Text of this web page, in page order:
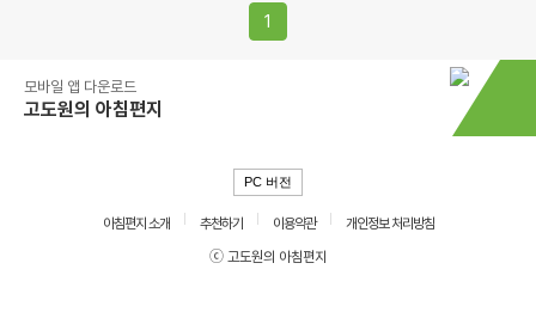
1
모바일 앱 다운로드
고도원의 아침편지
PC 버전
아침편지 소개 추천하기 이용약관
개인정보 처리방침
ⓒ 고도원의 아침편지